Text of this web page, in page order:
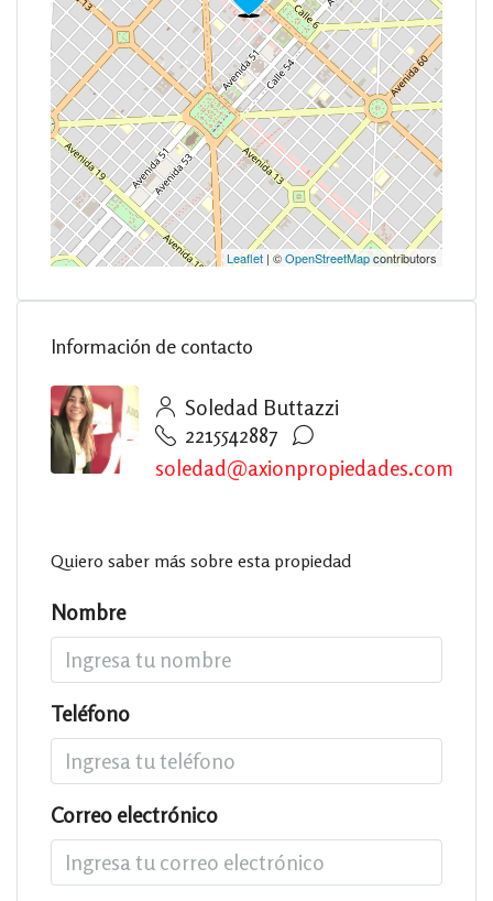
Leaflet | ©OpenStreetMapcontributors
Información de contacto
Soledad Buttazzi
2215542887
soledad@axionpropiedades.com
Quiero saber más sobre esta propiedad
Nombre
Teléfono
Correo electrónico